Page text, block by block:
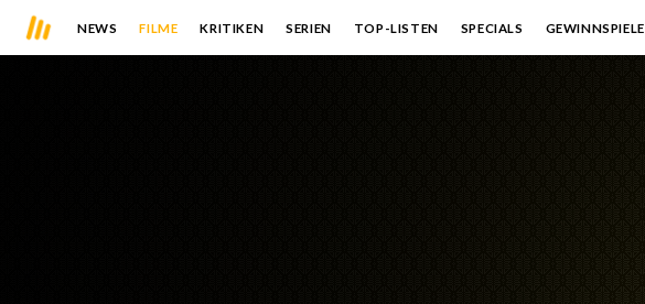
NEWS FILME KRITIKEN SERIEN TOP-LISTEN SPECIALS GEWINNSPIELE